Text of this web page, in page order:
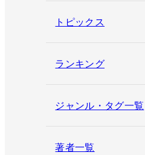
トピックス
ランキング
ジャンル・タグ一覧
著者一覧